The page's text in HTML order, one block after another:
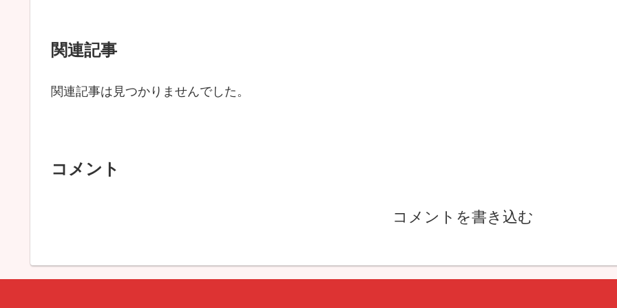
関連記事
関連記事は見つかりませんでした。
コメント
コメントを書き込む